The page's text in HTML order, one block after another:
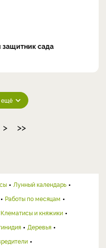
защитник сада
ещё
> >>
Лунный календарь
Работы по месяцам
Клематисы и княжики
Деревья